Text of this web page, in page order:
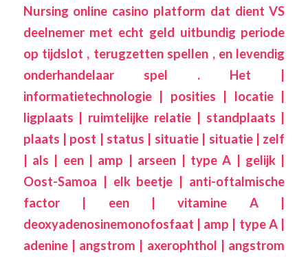
Nursing online casino platform dat dient VS
deelnemer met echt geld uitbundig periode
op tijdslot , terugzetten spellen , en levendig
onderhandelaar spel . Het |
informatietechnologie | posities | locatie |
ligplaats | ruimtelijke relatie | standplaats |
plaats | post | status | situatie | situatie | zelf
| als | een | amp | arseen | type A | gelijk |
Oost-Samoa | elk beetje | anti-oftalmische
factor | een | vitamine A |
deoxyadenosinemonofosfaat | amp | type A |
adenine | angstrom | axerophthol | angstrom